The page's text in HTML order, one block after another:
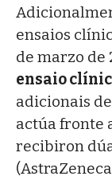
ensaios
de marzo de
ensaio
adicionais
actúa fronte
recibiron